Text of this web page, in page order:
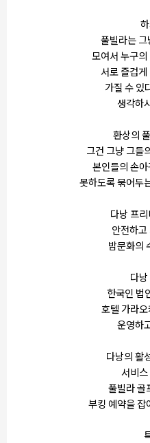
풀빌라는 그
모여서 누구
서로 즐겁
가질 수 있
생각하
환상의
그건 그냥 그들
본인들의 손
못하도록 묶어두
다낭 프
안전하
밤문화의
다
한국인 법
호텔 가라
운영하
다낭의 활
서비
풀빌라 골
부킹 예약을 잡